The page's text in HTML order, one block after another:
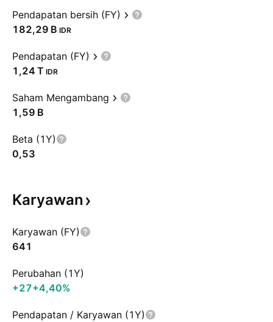
Pendapatan bersih (FY)
‪182,29 B‬ IDR
Pendapatan (FY)
‪1,24 T‬ IDR
Saham Mengambang
‪1,59 B‬
Beta (1Y)
0,53
Karyawan
Karyawan (FY)
641
Perubahan (1Y)
+27+4,40%
Pendapatan / Karyawan (1Y)